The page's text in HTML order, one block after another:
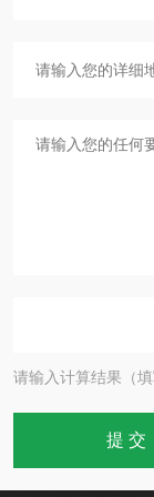
请输入计算结果（